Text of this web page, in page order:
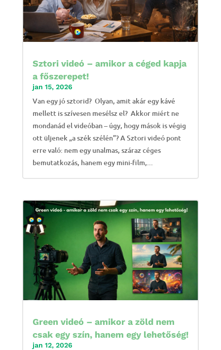
Sztori videó – amikor a céged kapja
a főszerepet!
jan 15, 2026
Van egy jó sztorid? Olyan, amit akár egy kávé
mellett is szívesen mesélsz el? Akkor miért ne
mondanád el videóban – úgy, hogy mások is végig
ott üljenek „a szék szélén”? A Sztori videó pont
erre való: nem egy unalmas, száraz céges
bemutatkozás, hanem egy mini-film,...
Green videó – amikor a zöld nem
csak egy szín, hanem egy lehetőség!
jan 12, 2026